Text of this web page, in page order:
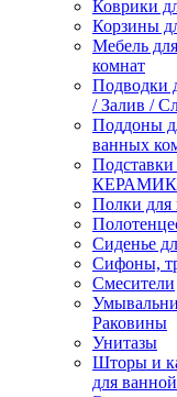
Коврики
Корзины
Мебель
комнат
Подводки
/ Залив /
Поддоны
ванных
Полки для
Сиденье
Сифоны,
Смесители
Раковины
Унитазы
Шторы и
для ванной